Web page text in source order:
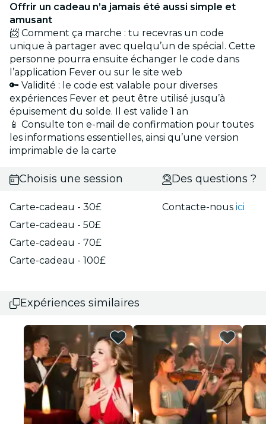
Offrir un cadeau n’a jamais été aussi simple et
amusant
📨 Comment ça marche : tu recevras un code
unique à partager avec quelqu’un de spécial. Cette
personne pourra ensuite échanger le code dans
l’application Fever ou sur le site web
🔑 Validité : le code est valable pour diverses
expériences Fever et peut être utilisé jusqu’à
épuisement du solde. Il est valide 1 an
📱 Consulte ton e-mail de confirmation pour toutes
les informations essentielles, ainsi qu’une version
imprimable de la carte
Choisis une session
Carte-cadeau - 30£
Carte-cadeau - 50£
Carte-cadeau - 70£
Carte-cadeau - 100£
Des questions ?
Contacte-nousici
Expériences similaires